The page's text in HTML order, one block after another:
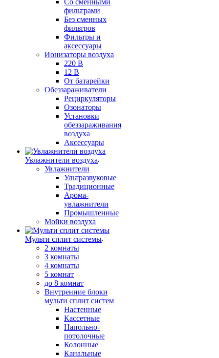
Cо сменными
фильтрами
Без сменных
фильтров
Фильтры и
аксессуары
Ионизаторы воздуха
220 В
12 В
От батарейки
Обеззараживатели
Рециркуляторы
Озонаторы
Установки
обеззараживания
воздуха
Аксессуары
Увлажнители воздуха
Увлажнители
Ультразвуковые
Традиционные
Арома-
увлажнители
Промышленные
Мойки воздуха
Мульти сплит системы
2 комнаты
3 комнаты
4 комнаты
5 комнат
до 8 комнат
Внутренние блоки
мульти сплит систем
Настенные
Кассетные
Напольно-
потолочные
Колонные
Канальные